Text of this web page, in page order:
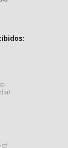
of